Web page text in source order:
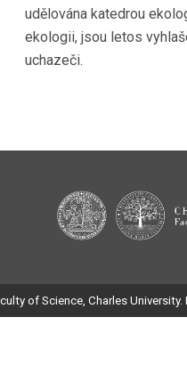
udělována katedrou
ekologii, jsou letos
uchazeči.
of Science, Charles